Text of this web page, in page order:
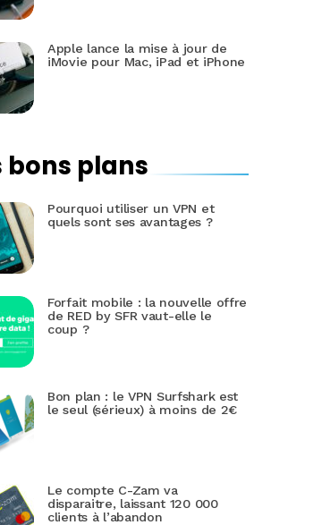
Apple lance la mise à jour de
iMovie pour Mac, iPad et iPhone
bons plans
Pourquoi utiliser un VPN et
quels sont ses avantages ?
Forfait mobile : la nouvelle offre
de RED by SFR vaut-elle le
coup ?
Bon plan : le VPN Surfshark est
le seul (sérieux) à moins de 2€
Le compte C-Zam va
disparaitre, laissant 120 000
clients à l’abandon